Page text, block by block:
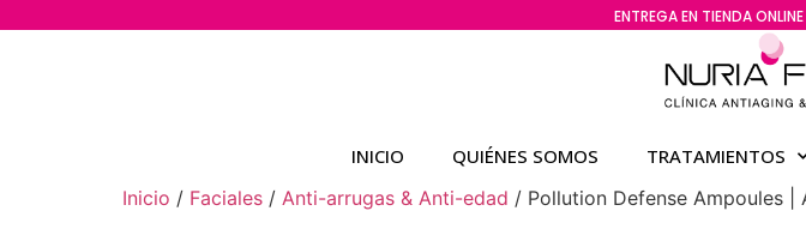
ENTREGA EN TIENDA
INICIO QUIÉNES SOMOS TRATAMIENTOS
Inicio / Faciales / Anti-arrugas & Anti-edad / Pollution Defense Ampoules